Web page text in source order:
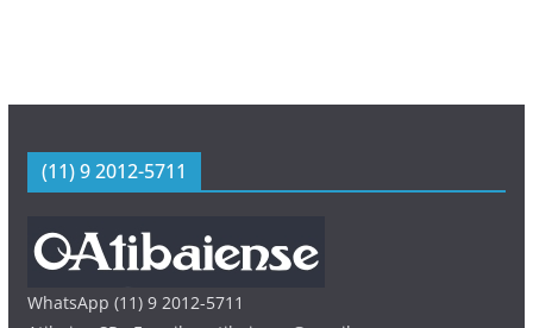
(11) 9 2012-5711
WhatsApp (11) 9 2012-5711